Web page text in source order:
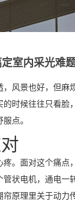
室内采光难
风景也好，但
时候往往只看
点。
。面对这个痛
状电机，通电
原理里关于动